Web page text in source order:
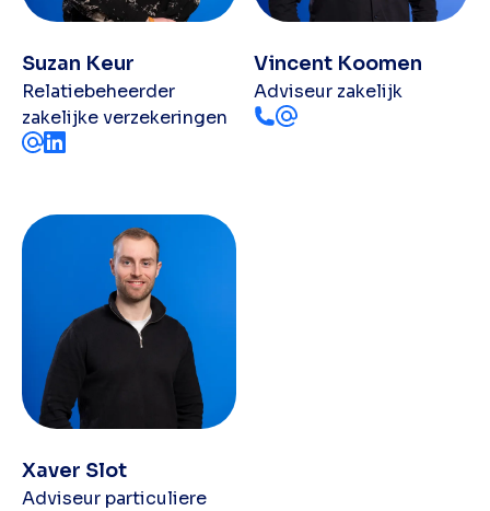
Suzan Keur
Relatiebeheerder
zakelijke verzekeringen
Vincent Koomen
Adviseur zakelijk
Xaver Slot
Adviseur particuliere